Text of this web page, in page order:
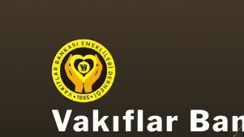
Vakıflar